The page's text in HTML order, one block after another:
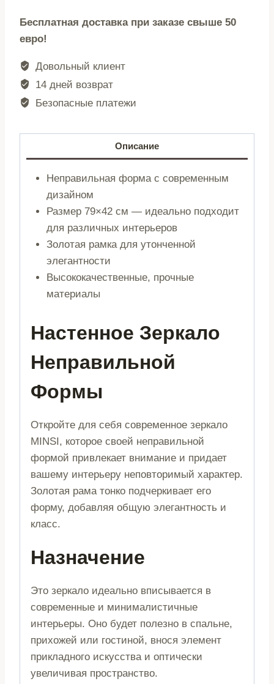
зеркало
|
MINSI
неправильной
формы
см
726422
Бесплатная доставка при заказе свыше 50
евро!
Довольный клиент
14 дней возврат
Безопасные платежи
Описание
Неправильная форма с современным
дизайном
Размер 79×42 см — идеально подходит
для различных интерьеров
Золотая рамка для утонченной
элегантности
Высококачественные, прочные
материалы
Настенное Зеркало
Неправильной
Формы
Откройте для себя современное зеркало
MINSI, которое своей неправильной
формой привлекает внимание и придает
вашему интерьеру неповторимый характер.
Золотая рама тонко подчеркивает его
форму, добавляя общую элегантность и
класс.
Назначение
Это зеркало идеально вписывается в
современные и минималистичные
интерьеры. Оно будет полезно в спальне,
прихожей или гостиной, внося элемент
прикладного искусства и оптически
увеличивая пространство.